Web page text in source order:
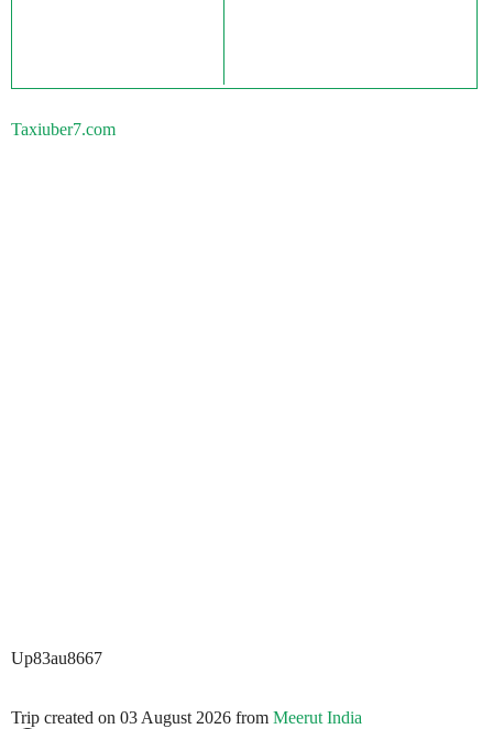
Taxiuber7.com
Up83au8667
Trip created on 03 August 2026 from Meerut India